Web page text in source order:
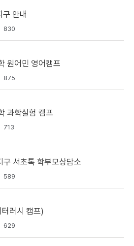
안내
830
원어민 영어캠프
875
과학실험 캠프
713
서초톡 학부모상담소
589
러시 캠프)
629